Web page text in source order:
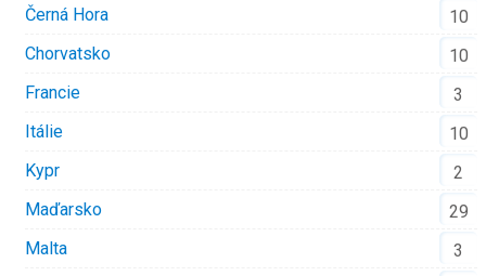
Černá Hora
10
Chorvatsko
10
Francie
3
Itálie
10
Kypr
2
Maďarsko
29
Malta
3